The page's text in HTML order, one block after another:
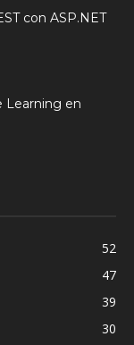
con ASP.NET
Learning en
52
47
39
30